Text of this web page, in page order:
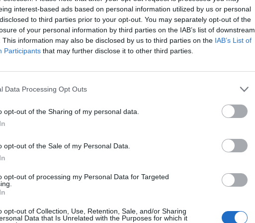
interest-based ads based on personal information utilized by us or personal
to third parties prior to your opt-out. You may separately opt-out of the
of your personal information by third parties on the IAB’s list of downstream
This information may also be disclosed by us to third parties on the IAB’s List of
Participants that may further disclose it to other third parties.
Data Processing Opt Outs
opt-out of the Sharing of my personal data.
opt-out of the Sale of my Personal Data.
opt-out of processing my Personal Data for Targeted
opt-out of Collection, Use, Retention, Sale, and/or Sharing
Data that Is Unrelated with the Purposes for which it
όλα μας τα βίντεο πατώνταςεδώ